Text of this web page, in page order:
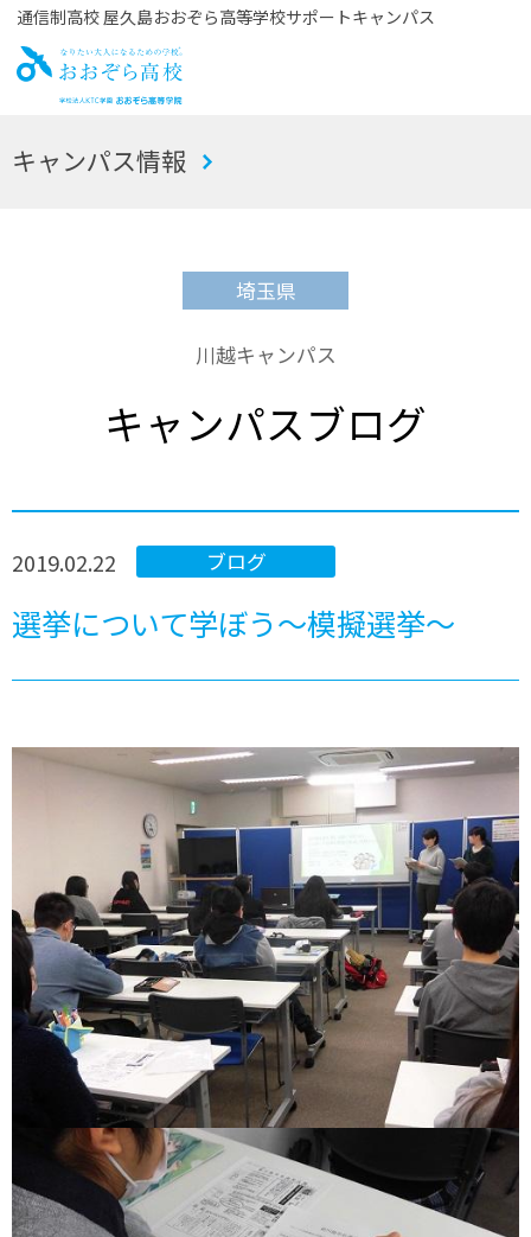
通信制高校 屋久島おおぞら高等学校サポートキャンパス
お
キャンパス情報
埼玉県
川越キャンパス
キャンパスブログ
ブログ
2019.02.22
選挙について学ぼう～模擬選挙～